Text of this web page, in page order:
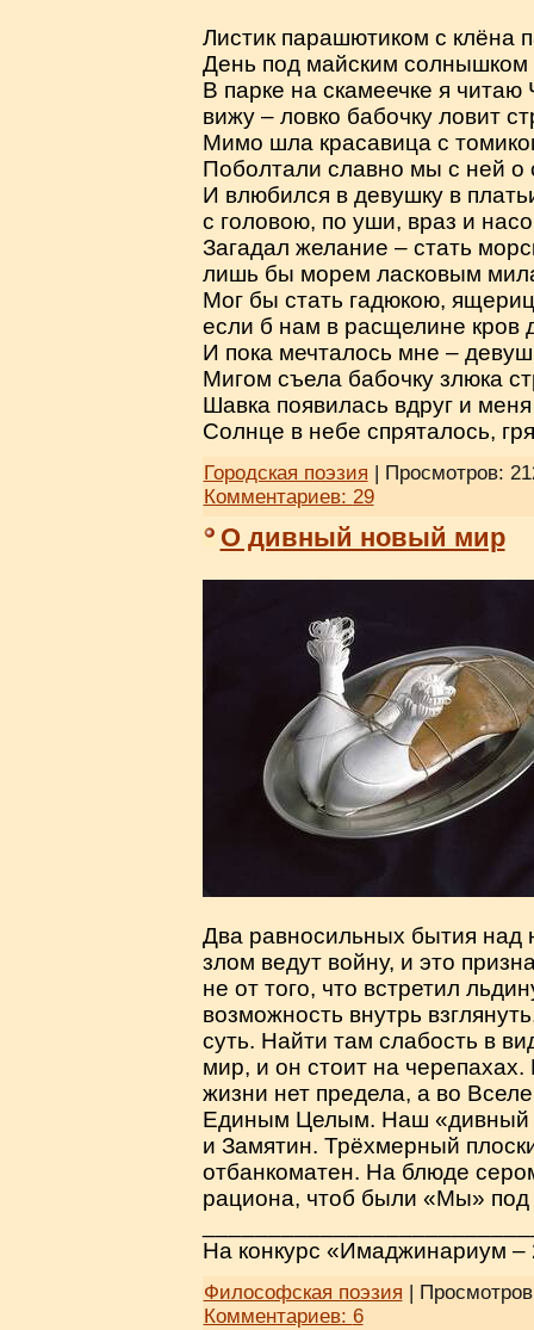
Листик парашютиком с клёна
День под майским солнышком
В парке на скамеечке я читаю
вижу – ловко бабочку ловит
Мимо шла красавица с
Поболтали славно мы с ней о
И влюбился в девушку в
с головою, по уши, враз и
Загадал желание – стать
лишь бы морем ласковым
Мог бы стать гадюкою,
если б нам в расщелине кров
И пока мечталось мне –
Мигом съела бабочку злюка
Шавка появилась вдруг и
Солнце в небе спряталось,
Городская поэзия | Просмотров:
Комментариев: 29
О дивный новый мир
Два равносильных бытия над
злом ведут войну, и это
не от того, что встретил
возможность внутрь
суть. Найти там слабость в
мир, и он стоит на черепахах.
жизни нет предела, а во
Единым Целым. Наш «дивный
и Замятин. Трёхмерный
отбанкоматен. На блюде
рациона, чтоб были «Мы» под
На конкурс «Имаджинариум
Философская поэзия |
Комментариев: 6